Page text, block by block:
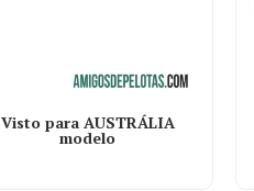
Visto para AUSTRÁLIA
modelo